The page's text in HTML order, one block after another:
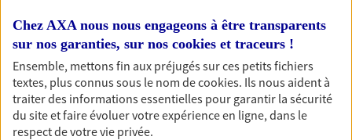
1 résultat correspond à votre
recherche
Passer les
résultats
Chez AXA nous nous engageons à être transparents
sur nos garanties, sur nos cookies et traceurs !
Ensemble, mettons fin aux préjugés sur ces petits fichiers
textes, plus connus sous le nom decookies. Ils nous aident à
traiter des informations essentielles pour garantir la sécurité
du site et faire évoluer votre expérience en ligne, dans le
respect de votre vie privée.